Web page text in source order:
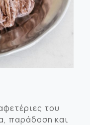
του
παράδοση και